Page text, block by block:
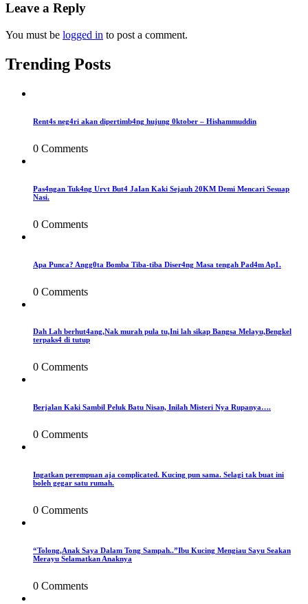
Leave a Reply
You must be logged in to post a comment.
Trending Posts
Rent4s neg4ri akan dipertimb4ng hujung 0ktober – Hishammuddin
0 Comments
Pas4ngan Tuk4ng Urvt But4 JaIan Kaki Sejauh 20KM Demi Mencari Sesuap
Nasi.
0 Comments
Apa Punca? Angg0ta Bomba Tiba-tiba Diser4ng Masa tengah Pad4m Ap1.
0 Comments
Dah Lah berhut4ang,Nak murah pula tu,Ini lah sikap Bangsa Melayu,Bengkel
terpaks4 di tutup
0 Comments
Berjalan Kaki Sambil Peluk Batu Nisan, Inilah Misteri Nya Rupanya….
0 Comments
Ingatkan perempuan aja complicated. Kucing pun sama. Selagi tak buat ini
boleh gegar satu rumah.
0 Comments
“Tolong,Anak Saya Dalam Tong Sampah..”Ibu Kucing Mengiau Sayu Seakan
Merayu Selamatkan Anaknya
0 Comments